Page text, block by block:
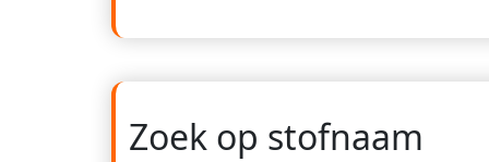
Zoek op stofnaam